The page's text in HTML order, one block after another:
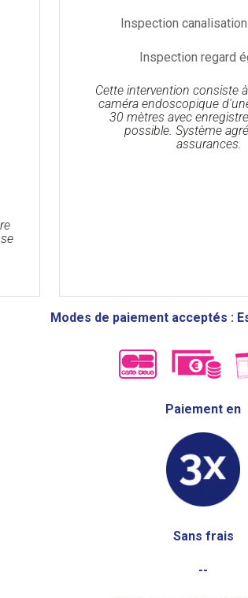
Inspection
Inspection regard
Cette intervention consiste
caméra endoscopique
30 mètres avec
possible. Système
assurances.
Modes de paiement acceptés :
Paiement en
Sans frais
--